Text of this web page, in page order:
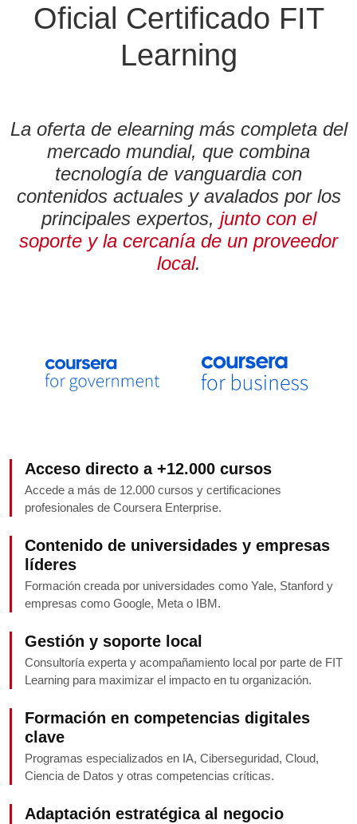
Oficial Certificado FIT
Learning
La oferta de elearning más completa del
mercado mundial, que combina
tecnología de vanguardia con
contenidos actuales y avalados por los
principales expertos, junto con el
soporte y la cercanía de un proveedor
local.
Acceso directo a +12.000 cursos
Accede a más de 12.000 cursos y certificaciones
profesionales de Coursera Enterprise.
Contenido de universidades y empresas
líderes
Formación creada por universidades como Yale, Stanford y
empresas como Google, Meta o IBM.
Gestión y soporte local
Consultoría experta y acompañamiento local por parte de FIT
Learning para maximizar el impacto en tu organización.
Formación en competencias digitales
clave
Programas especializados en IA, Ciberseguridad, Cloud,
Ciencia de Datos y otras competencias críticas.
Adaptación estratégica al negocio